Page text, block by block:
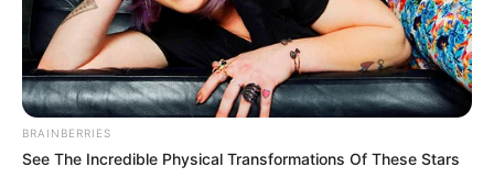
Скандал у Берегівському ТЦК:
сотням чоловіків незаконно
скасовували відстрочки та не
випускали з приміщення (фото)
СЕР 9, 2026
BRAINBERRIES
See The Incredible Physical Transformations Of These Stars